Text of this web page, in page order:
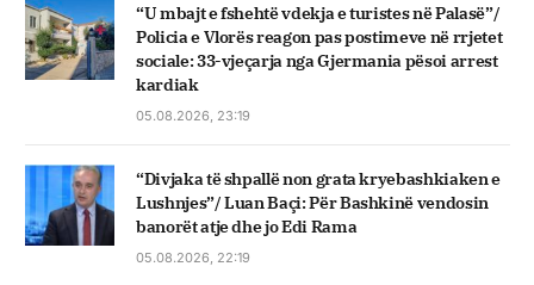
“U mbajt e fshehtë vdekja e turistes në Palasë”/
Policia e Vlorës reagon pas postimeve në rrjetet
sociale: 33-vjeçarja nga Gjermania pësoi arrest
kardiak
05.08.2026, 23:19
“Divjaka të shpallë non grata kryebashkiaken e
Lushnjes”/ Luan Baçi: Për Bashkinë vendosin
banorët atje dhe jo Edi Rama
05.08.2026, 22:19